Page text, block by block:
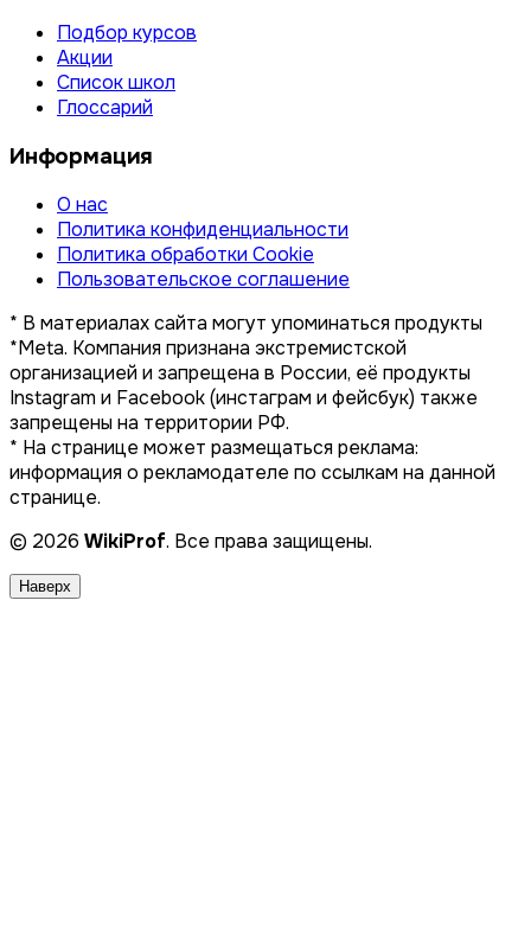
Подбор курсов
Акции
Список школ
Глоссарий
Информация
О нас
Политика конфиденциальности
Политика обработки Cookie
Пользовательское соглашение
* В материалах сайта могут упоминаться продукты
*Meta. Компания признана экстремистской
организацией и запрещена в России, её продукты
Instagram и Facebook (инстаграм и фейсбук) также
запрещены на территории РФ.
* На странице может размещаться реклама:
информация о рекламодателе по ссылкам на данной
странице.
© 2026 WikiProf. Все права защищены.
Наверх